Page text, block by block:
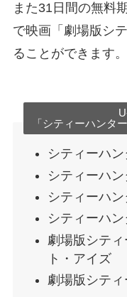
また31日間の無料
で映画「劇場版シ
ることができます。
「シティーハンタ
シティーハン
シティーハ
シティーハ
シティーハン
劇場版シテ
ト・アイズ
劇場版シテ